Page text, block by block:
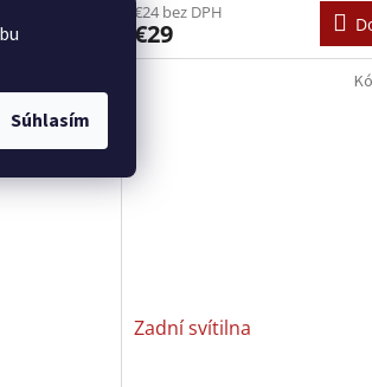
Súhlasím
€24 bez DPH
€29
Zadní svítilna